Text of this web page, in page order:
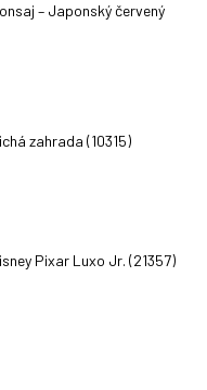
– Japonský červený
zahrada (10315)
Pixar Luxo Jr. (21357)